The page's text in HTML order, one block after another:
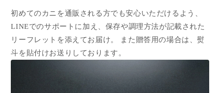
初めてのカニを通販される方でも安心いただけるよう、
LINEでのサポートに加え、保存や調理方法が記載された
リーフレットを添えてお届け。 また贈答用の場合は、熨
斗を貼付けお送りしております。